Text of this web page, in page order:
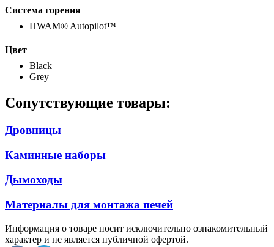
Система горения
HWAM® Autopilot™
Цвет
Black
Grey
Сопутствующие товары:
Дровницы
Каминные наборы
Дымоходы
Материалы для монтажа печей
Информация о товаре носит исключительно ознакомительный
характер и не является публичной офертой.